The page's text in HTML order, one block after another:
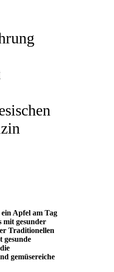
Apfel am Tag
mit gesunder
Traditionellen
gesunde
gemüsereiche